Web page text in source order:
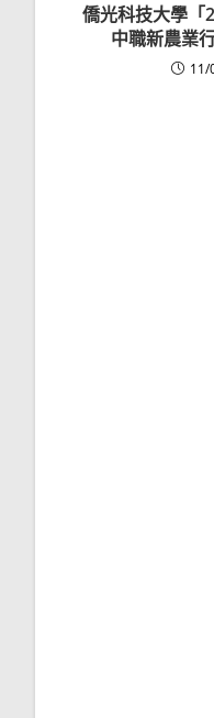
僑光科技大學「
中職新農業
11/